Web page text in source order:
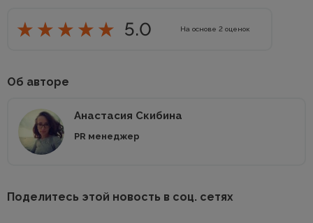
5.0 На основе 2 оценок
Об авторе
Анастасия Скибина
PR менеджер
Поделитесь этой новость в соц. сетях